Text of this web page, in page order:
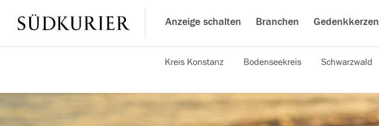
Anzeige schalten Branchen Gedenkkerzen
Kreis Konstanz Bodenseekreis Schwarzwald